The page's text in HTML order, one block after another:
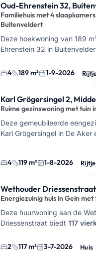
Oud-Ehrenstein 32,
Familiehuis met 4
Buitenveldert
Deze hoekwoning van 189
Ehrenstein 32 in
Je huurt hier een gestoff…
4 189 m² 1-9-2026
Karl Grögersingel 2,
Ruime gezinswoning met tuin
Deze gemeubileerde
Karl Grögersingel in De
4 119 m² 1-8-2026
Wethouder Driessenstraat
Energiezuinig huis in Gein met
Deze huurwoning aan de
Driessenstraat biedt 117
vindt hier twee
2 117 m² 3-7-2026 Huis